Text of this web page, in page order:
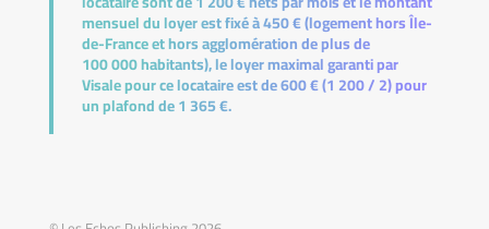
mensuel du loyer est fixé à 450 € (logement hors Île-
de-France et hors agglomération de plus de
100 000 habitants), le loyer maximal garanti par
Visale pour ce locataire est de 600 € (1 200 / 2) pour
un plafond de 1 365 €.